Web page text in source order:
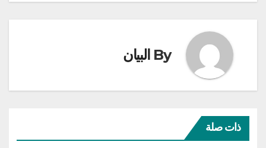
By البيان
ذات صلة